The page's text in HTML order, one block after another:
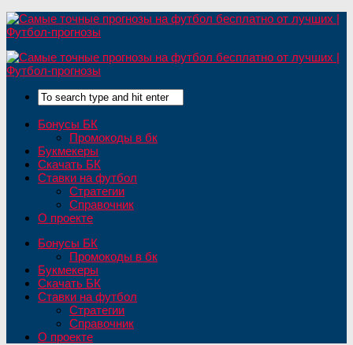
Бонусы БК
Промокоды в бк
Букмекеры
Скачать БК
Ставки на футбол
Стратегии
Справочник
О проекте
Бонусы БК
Промокоды в бк
Букмекеры
Скачать БК
Ставки на футбол
Стратегии
Справочник
О проекте